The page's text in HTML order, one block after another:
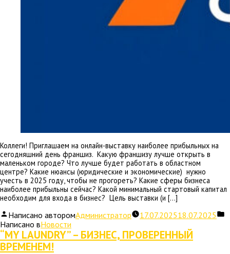
Коллеги! Приглашаем на онлайн-выставку наиболее прибыльных на
сегодняшний день франшиз. Какую франшизу лучше открыть в
маленьком городе? Что лучше будет работать в областном
центре? Какие нюансы (юридические и экономические) нужно
учесть в 2025 году, чтобы не прогореть? Какие сферы бизнеса
наиболее прибыльны сейчас? Какой минимальный стартовый капитал
необходим для входа в бизнес? Цель выставки (и […]
Написано авторомАдминистратор 17.07.202518.07.2025
Написано вНовости
“MY LAUNDRY” – БИЗНЕС, ПРОВЕРЕННЫЙ
ВРЕМЕНЕМ!